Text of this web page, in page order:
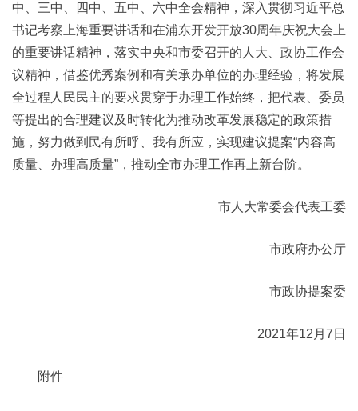
中、三中、四中、五中、六中全会精神，深入贯彻习近平总
书记考察上海重要讲话和在浦东开发开放30周年庆祝大会上
的重要讲话精神，落实中央和市委召开的人大、政协工作会
议精神，借鉴优秀案例和有关承办单位的办理经验，将发展
全过程人民民主的要求贯穿于办理工作始终，把代表、委员
等提出的合理建议及时转化为推动改革发展稳定的政策措
施，努力做到民有所呼、我有所应，实现建议提案“内容高
质量、办理高质量”，推动全市办理工作再上新台阶。
市人大常委会代表工委
市政府办公厅
市政协提案委
2021年12月7日
附件